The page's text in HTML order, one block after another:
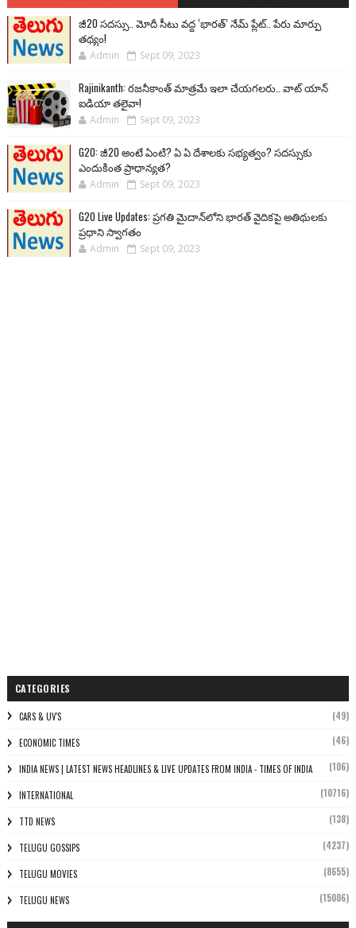
జీ20 సదస్సు.. మోదీ సీటు వద్ద ‘భారత్’ నేమ్ ప్లేట్‌.. పేరు మార్పు
తథ్యం!
Admin Sept 09, 2023
Rajinikanth: రజనీకాంత్ మాత్రమే ఇలా చేయగలరు.. వాట్ యాన్
ఐడియా తలైవా!
Admin Sept 09, 2023
G20: జీ20 అంటే ఏంటి? ఏ ఏ దేశాలకు సభ్యత్వం? సదస్సుకు
ఎందుకింత ప్రాధాన్యత?
Admin Sept 09, 2023
G20 Live Updates: ప్రగతి మైదాన్‌లోని భారత్ వైదికపై అతిథులకు
ప్రధాని స్వాగతం
Admin Sept 09, 2023
CATEGORIES
CARS & UV'S (49)
ECONOMIC TIMES (46)
INDIA NEWS | LATEST NEWS HEADLINES & LIVE UPDATES FROM INDIA - TIMES OF INDIA (106)
INTERNATIONAL (10716)
TTD NEWS (138)
TELUGU GOSSIPS (4237)
TELUGU MOVIES (8655)
TELUGU NEWS (15006)